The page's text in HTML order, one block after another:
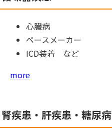
心臓病
ペースメーカー
ICD装着 など
more
腎疾患・肝疾患・糖尿病